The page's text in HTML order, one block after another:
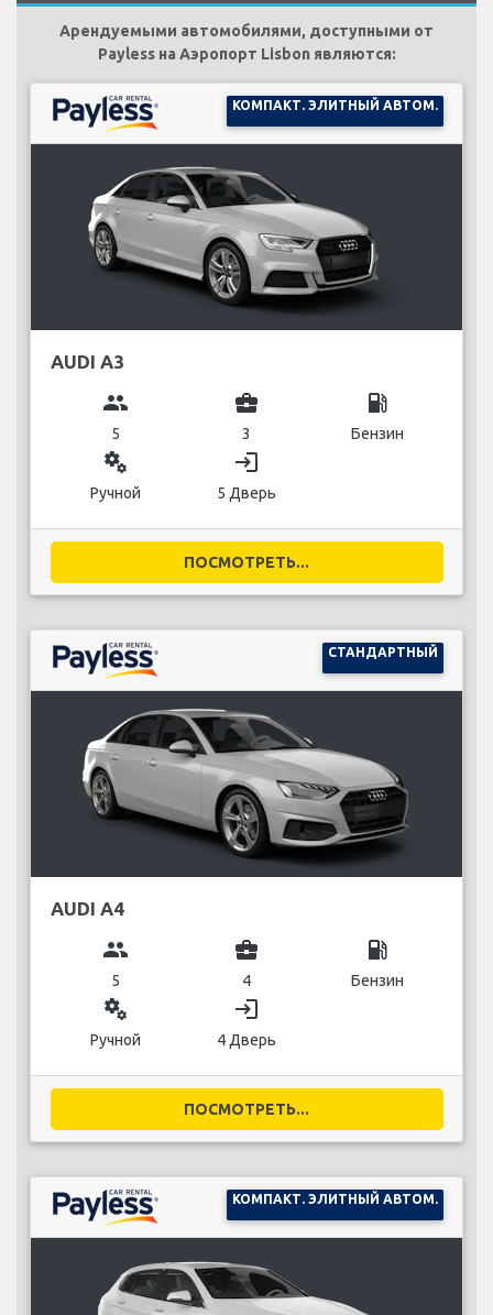
Арендуемыми автомобилями, доступными от
Payless на Аэропорт Lisbon являются:
КОМПАКТ. ЭЛИТНЫЙ АВТОМ.
AUDI A3
group
5
business_center
3
local_gas_station
Бензин
miscellaneous_services
Ручной
login
5 Дверь
ПОСМОТРЕТЬ...
СТАНДАРТНЫЙ
AUDI A4
group
5
business_center
4
local_gas_station
Бензин
miscellaneous_services
Ручной
login
4 Дверь
ПОСМОТРЕТЬ...
КОМПАКТ. ЭЛИТНЫЙ АВТОМ.